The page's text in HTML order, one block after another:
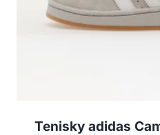
Tenisky adidas